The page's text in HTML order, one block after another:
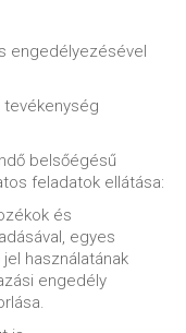
engedélyezésével
belsőégésű
feladatok ellátása:
és
egyes
használatának
engedély